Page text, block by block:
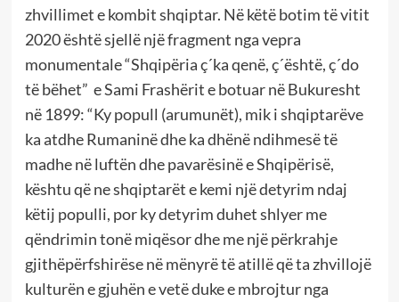
zhvillimet e kombit shqiptar. Në këtë botim të vitit
2020 është sjellë një fragment nga vepra
monumentale “Shqipëria ç´ka qenë, ç´është, ç´do
të bëhet” e Sami Frashërit e botuar në Bukuresht
në 1899: “Ky popull (arumunët), mik i shqiptarëve
ka atdhe Rumaninë dhe ka dhënë ndihmesë të
madhe në luftën dhe pavarësinë e Shqipërisë,
kështu që ne shqiptarët e kemi një detyrim ndaj
këtij populli, por ky detyrim duhet shlyer me
qëndrimin tonë miqësor dhe me një përkrahje
gjithëpërfshirëse në mënyrë të atillë që ta zhvillojë
kulturën e gjuhën e vetë duke e mbrojtur nga